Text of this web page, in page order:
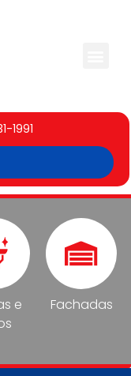
1991
e
Fachadas